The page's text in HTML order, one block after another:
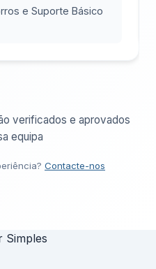
e Suporte Básico
verificados e aprovados
equipa
Contacte-nos